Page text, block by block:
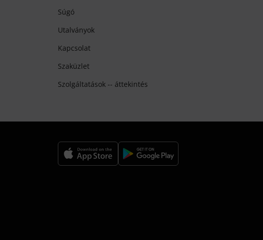
Súgó
Utalványok
Kapcsolat
Szaküzlet
Szolgáltatások -- áttekintés